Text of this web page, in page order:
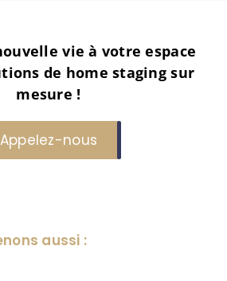
vie à votre espace
de home staging sur
mesure !
Appelez-nous
aussi :